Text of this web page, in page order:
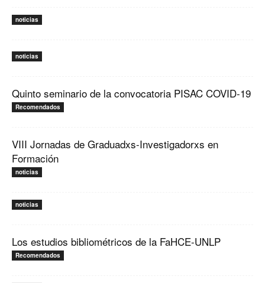
noticias
noticias
Quinto seminario de la convocatoria PISAC COVID-19
Recomendados
VIII Jornadas de Graduadxs-Investigadorxs en
Formación
noticias
noticias
Los estudios bibliométricos de la FaHCE-UNLP
Recomendados